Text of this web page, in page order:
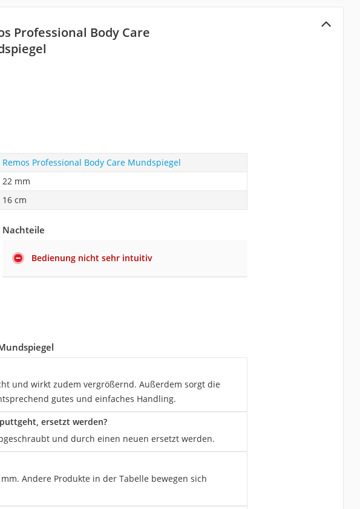
Professional Body Care
Remos Professional Body Care Mundspiegel
22 mm
16 cm
Nachteile
Bedienung nicht sehr intuitiv
und wirkt zudem vergrößernd. Außerdem sorgt die
gutes und einfaches Handling.
ersetzt werden?
und durch einen neuen ersetzt werden.
Andere Produkte in der Tabelle bewegen sich